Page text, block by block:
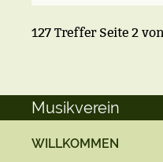
127 Treffer Seite 2
Musikverein
WILLKOMMEN